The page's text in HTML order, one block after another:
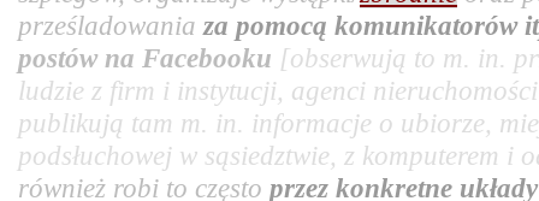
prześladowania za pomocą komunikatorów
postów na Facebooku [obserwują to m. in.
ludzie z firm i instytucji, agenci
publikują tam m. in. informacje o ubiorze,
podsłuchowej w sąsiedztwie, z komputerem
również robi to często przez konkretne